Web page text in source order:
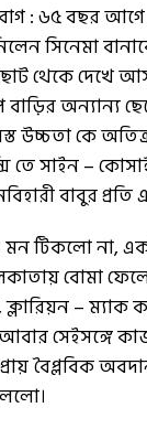
: ৬৫ বছর আগে
সিনেমা
থেকে দেখে
অন্যান্য
উচ্চতা কে
তে সাইন –
বাবুর
মন টিকলো না,
বোমা
ক্লারিয়ন –
আবার সেইসঙ্গে
বৈপ্লবিক